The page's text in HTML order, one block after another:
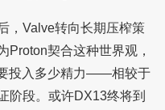
，Valve转向长期压榨策
Proton契合这种世界观，
投入多少精力——相较于
阶段。或许DX13终将到